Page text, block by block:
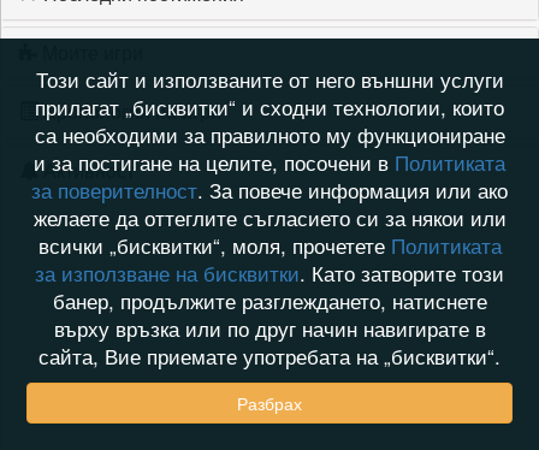
Хронология на игри
Активност
Този сайт и използваните от него външни услуги
прилагат „бисквитки“ и сходни технологии, които
са необходими за правилното му функциониране
и за постигане на целите, посочени в Политиката
за поверителност. За повече информация или ако
желаете да оттеглите съгласието си за някои или
всички „бисквитки“, моля, прочетете Политиката
за използване на бисквитки. Като затворите този
банер, продължите разглеждането, натиснете
върху връзка или по друг начин навигирате в
сайта, Вие приемате употребата на „бисквитки“.
Разбрах